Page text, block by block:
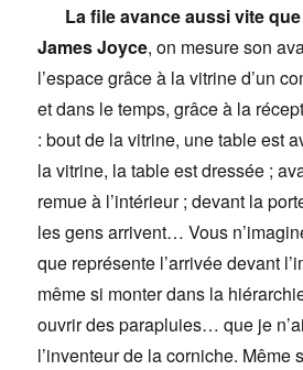
La file avance aussi vite que
James Joyce, on mesure son
l’espace grâce à la vitrine d’un
et dans le temps, grâce à la
: bout de la vitrine, une table est
la vitrine, la table est dressée ;
remue à l’intérieur ; devant la
les gens arrivent… Vous
que représente l’arrivée devant
même si monter dans la
ouvrir des parapluies… que je
l’inventeur de la corniche. Même